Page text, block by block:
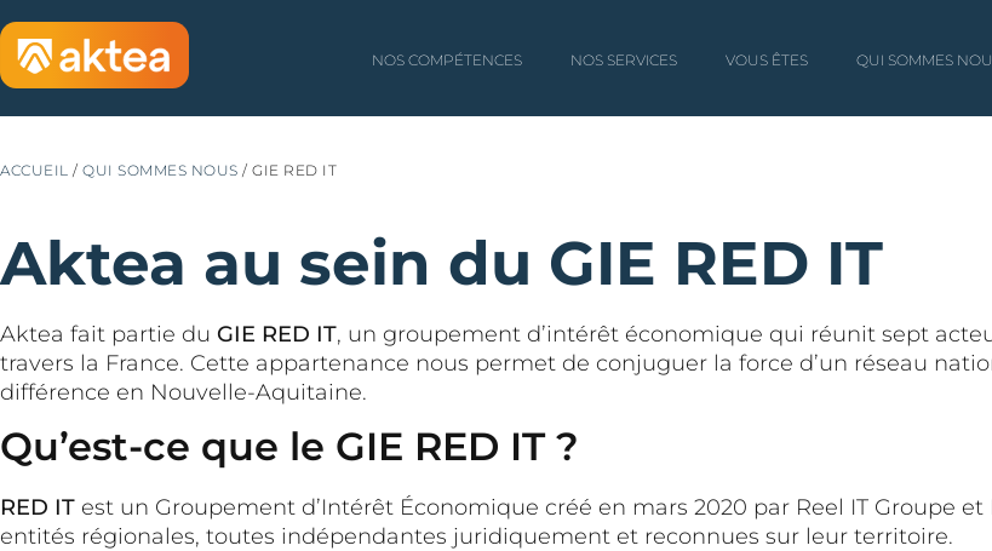
NOS COMPÉTENCES NOS SERVICES VOUS ÊTES QUI SOMMES
ACCUEIL / QUI SOMMES NOUS / GIE RED IT
Aktea au sein du GIE RED IT
Aktea fait partie du GIE RED IT, un groupement d’intérêt économique qui réunit sept
travers la France. Cette appartenance nous permet de conjuguer la force d’un réseau
différence en Nouvelle-Aquitaine.
Qu’est-ce que le GIE RED IT ?
RED IT est un Groupement d’Intérêt Économique créé en mars 2020 par Reel IT Groupe
entités régionales, toutes indépendantes juridiquement et reconnues sur leur territoire.